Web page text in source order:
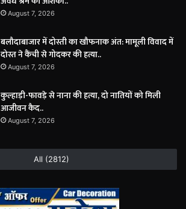
August 7, 2026
बलौदाबाजार में दोस्ती का खौफनाक अंत: मामूली विवाद में
दोस्त ने कैंची से गोदकर की हत्या..
August 7, 2026
कुल्हाड़ी-फावड़े से नाना की हत्या, दो नातियों को मिली
आजीवन कैद..
August 7, 2026
All (2812)